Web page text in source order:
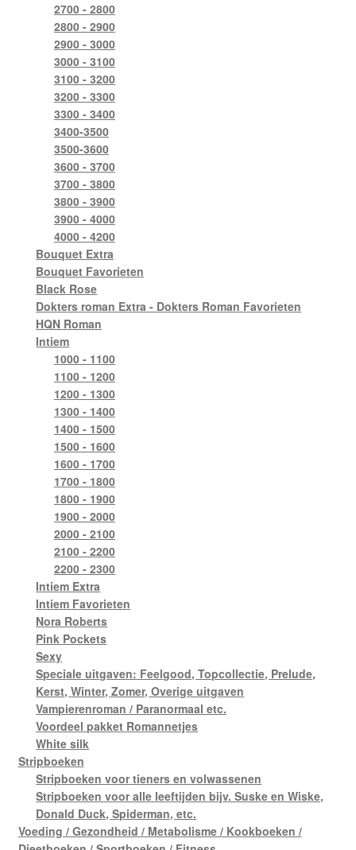
2700 - 2800
2800 - 2900
2900 - 3000
3000 - 3100
3100 - 3200
3200 - 3300
3300 - 3400
3400-3500
3500-3600
3600 - 3700
3700 - 3800
3800 - 3900
3900 - 4000
4000 - 4200
Bouquet Extra
Bouquet Favorieten
Black Rose
Dokters roman Extra - Dokters Roman Favorieten
HQN Roman
Intiem
1000 - 1100
1100 - 1200
1200 - 1300
1300 - 1400
1400 - 1500
1500 - 1600
1600 - 1700
1700 - 1800
1800 - 1900
1900 - 2000
2000 - 2100
2100 - 2200
2200 - 2300
Intiem Extra
Intiem Favorieten
Nora Roberts
Pink Pockets
Sexy
Speciale uitgaven: Feelgood, Topcollectie, Prelude,
Kerst, Winter, Zomer, Overige uitgaven
Vampierenroman / Paranormaal etc.
Voordeel pakket Romannetjes
White silk
Stripboeken
Stripboeken voor tieners en volwassenen
Stripboeken voor alle leeftijden bijv. Suske en Wiske,
Donald Duck, Spiderman, etc.
Voeding / Gezondheid / Metabolisme / Kookboeken /